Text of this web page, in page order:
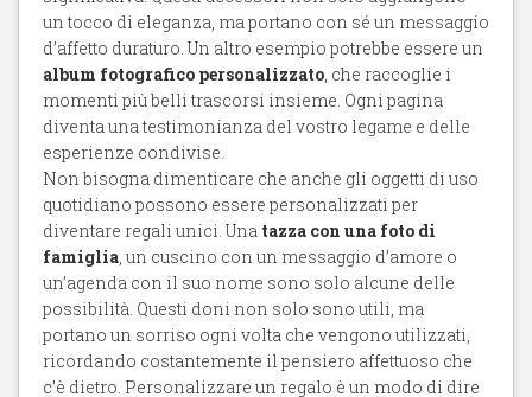
un tocco di eleganza, ma portano con sé un messaggio
d’affetto duraturo. Un altro esempio potrebbe essere un
album fotografico personalizzato, che raccoglie i
momenti più belli trascorsi insieme. Ogni pagina
diventa una testimonianza del vostro legame e delle
esperienze condivise.
Non bisogna dimenticare che anche gli oggetti di uso
quotidiano possono essere personalizzati per
diventare regali unici. Una tazza con una foto di
famiglia, un cuscino con un messaggio d’amore o
un’agenda con il suo nome sono solo alcune delle
possibilità. Questi doni non solo sono utili, ma
portano un sorriso ogni volta che vengono utilizzati,
ricordando costantemente il pensiero affettuoso che
c’è dietro. Personalizzare un regalo è un modo di dire